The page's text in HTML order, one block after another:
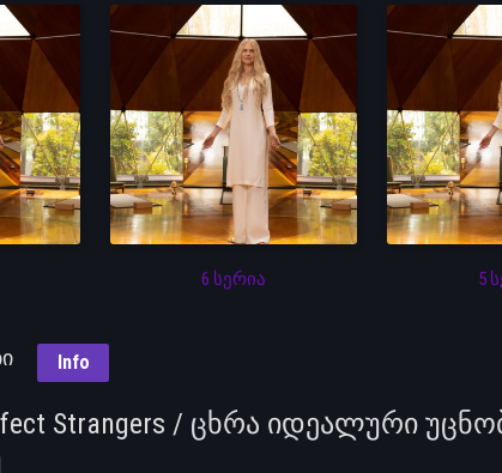
6 სერია 5
Info
Strangers / ცხრა იდეალური